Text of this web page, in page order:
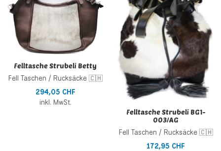
Zur Vergleichsliste hinzufügen
Schnellansicht
Felltasche Strubeli Betty
Fell Taschen / Rucksäcke 🇨🇭
294,05 CHF
inkl. MwSt.
Felltasche Strubeli BG1-
003/AG
Fell Taschen / Rucksäcke 🇨🇭
172,95 CHF